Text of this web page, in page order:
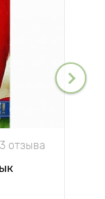
3 отзыва